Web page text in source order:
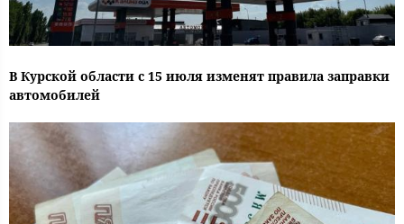
В Курской области с 15 июля изменят правила заправки
автомобилей